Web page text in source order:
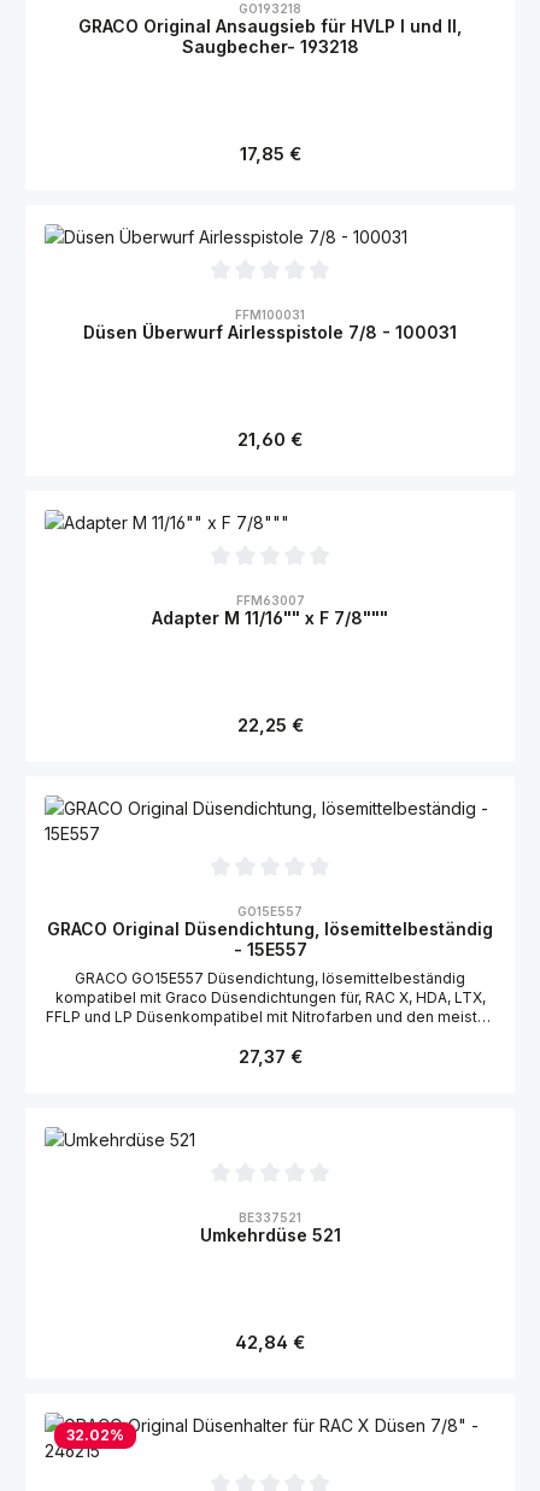
GO193218
GRACO Original Ansaugsieb für HVLP I und II,
Saugbecher- 193218
Regulärer Preis:
17,85 €
FFM100031
Düsen Überwurf Airlesspistole 7/8 - 100031
Regulärer Preis:
21,60 €
FFM63007
Adapter M 11/16"" x F 7/8"""
Regulärer Preis:
22,25 €
GO15E557
GRACO Original Düsendichtung, lösemittelbeständig
- 15E557
GRACO GO15E557 Düsendichtung, lösemittelbeständig
kompatibel mit Graco Düsendichtungen für, RAC X, HDA, LTX,
FFLP und LP Düsenkompatibel mit Nitrofarben und den meisten
Regulärer Preis:
27,37 €
BE337521
Umkehrdüse 521
Regulärer Preis:
42,84 €
32.02%